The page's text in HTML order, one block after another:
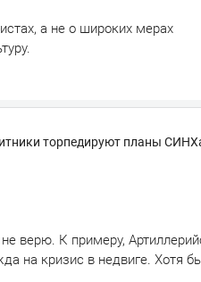
а не о широких мерах
торпедируют планы
верю. К примеру,
на кризис в недвиге. Хотя